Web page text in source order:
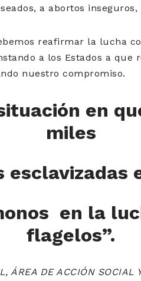
a abortos
reafirmar la lucha
a los Estados a que
nuestro compromiso.
en
miles
esclavizadas
en la
flagelos”.
ÁREA DE ACCIÓN SOCIAL